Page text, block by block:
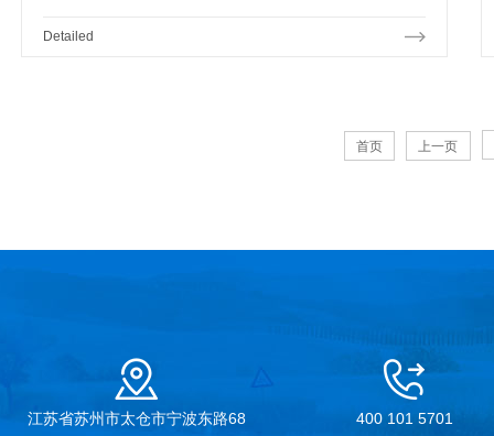
Detailed
首页 上一页
江苏省苏州市太仓市宁波东路68
400 101 5701